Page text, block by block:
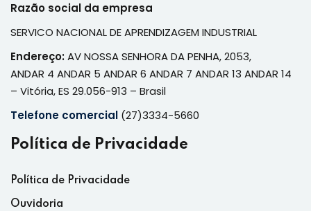
Razão social da empresa
SERVICO NACIONAL DE APRENDIZAGEM INDUSTRIAL
Endereço:AV NOSSA SENHORA DA PENHA, 2053,
ANDAR 4 ANDAR 5 ANDAR 6 ANDAR 7 ANDAR 13 ANDAR 14
– Vitória, ES 29.056-913 – Brasil
Telefone comercial (27)3334-5660
Política de Privacidade
Política de Privacidade
Ouvidoria